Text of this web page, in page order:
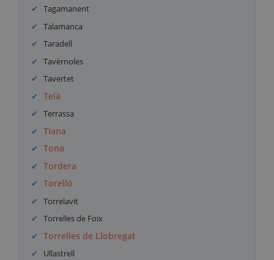
Tagamanent
Talamanca
Taradell
Tavèrnoles
Tavertet
Teià
Terrassa
Tiana
Tona
Tordera
Torelló
Torrelavit
Torrelles de Foix
Torrelles de Llobregat
Ullastrell